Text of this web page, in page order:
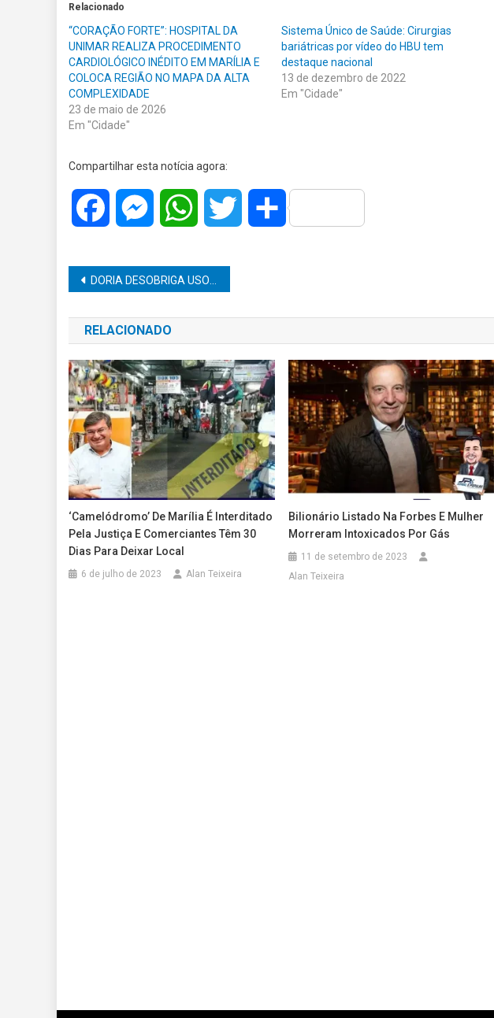
Relacionado
“CORAÇÃO FORTE”: HOSPITAL DA
UNIMAR REALIZA PROCEDIMENTO
CARDIOLÓGICO INÉDITO EM MARÍLIA E
COLOCA REGIÃO NO MAPA DA ALTA
COMPLEXIDADE
23 de maio de 2026
Em "Cidade"
Sistema Único de Saúde: Cirurgias
bariátricas por vídeo do HBU tem
destaque nacional
13 de dezembro de 2022
Em "Cidade"
Compartilhar esta notícia agora:
Facebook MessengerWhatsAppTwitter Share
Navegação
de
Post
DORIA DESOBRIGA USO DE MÁSCARAS EM LOCAIS ABERTOS A PARTIR DE 11/12
RELACIONADO
‘Camelódromo’ De Marília É Interditado
Pela Justiça E Comerciantes Têm 30
Dias Para Deixar Local
6 de julho de 2023 Alan Teixeira
Bilionário Listado Na Forbes E Mulher
Morreram Intoxicados Por Gás
11 de setembro de 2023
Alan Teixeira